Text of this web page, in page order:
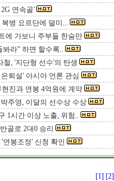
연속골'
병 요르단에 덜미...
에 가보니 주부들 한숨만
봐라" 하면 할수록..
철, '지단형 선수'의 탄생
퇴설' 아시아 언론 관심
현진과 연봉 4억원에 계약
박주영, 이달의 선수상 수상
1시간 이상 노출, 위험..
골로 2대0 승리
'연봉조정' 신청 확인
[1] [2]